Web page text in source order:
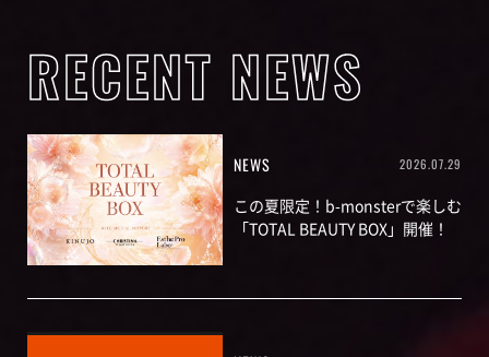
RECENT NEWS
NEWS 2026.07.29
この夏限定！b-monsterで楽しむ
「TOTAL BEAUTY BOX」開催！